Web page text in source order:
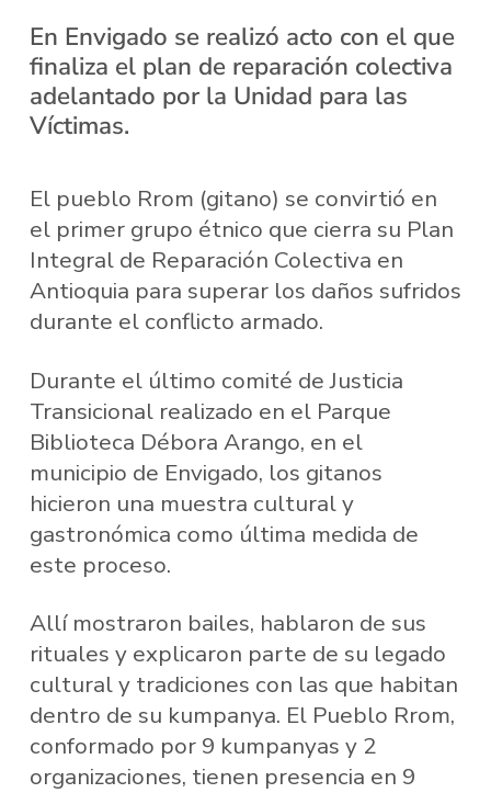
En Envigado se realizó acto con el que
finaliza el plan de reparación colectiva
adelantado por la Unidad para las
Víctimas.
El pueblo Rrom (gitano) se convirtió en
el primer grupo étnico que cierra su Plan
Integral de Reparación Colectiva en
Antioquia para superar los daños sufridos
durante el conflicto armado.
Durante el último comité de Justicia
Transicional realizado en el Parque
Biblioteca Débora Arango, en el
municipio de Envigado, los gitanos
hicieron una muestra cultural y
gastronómica como última medida de
este proceso.
Allí mostraron bailes, hablaron de sus
rituales y explicaron parte de su legado
cultural y tradiciones con las que habitan
dentro de su kumpanya. El Pueblo Rrom,
conformado por 9 kumpanyas y 2
organizaciones, tienen presencia en 9